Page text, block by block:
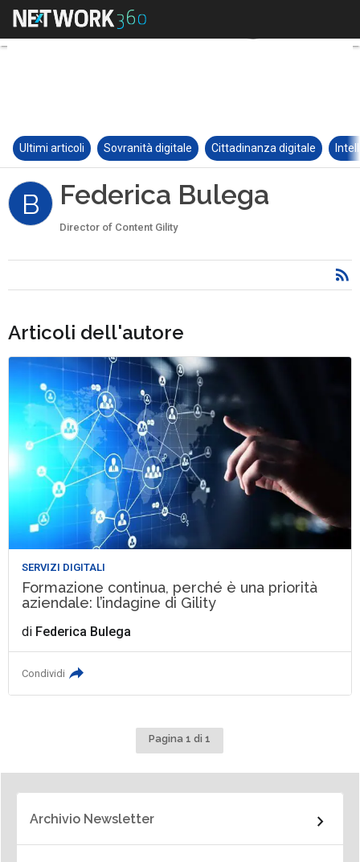
Ultimi articoli Sovranità digitale Cittadinanza digitale
B Federica Bulega
Director of Content Gility
Articoli dell'autore
SERVIZI DIGITALI
Formazione continua, perché è una priorità
aziendale: l’indagine di Gility
di Federica Bulega
Condividi
Pagina 1 di 1
Archivio Newsletter